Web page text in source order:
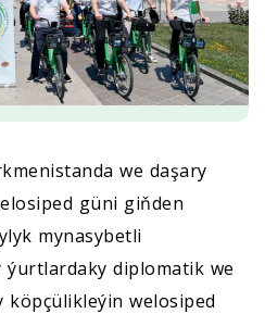
we daşary
güni giňden
mynasybetli
diplomatik we
welosiped